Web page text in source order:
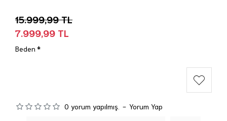
0 yorum yapılmış. - Yorum Yap
7.999,99 TL
15.999,99 TL
Beden